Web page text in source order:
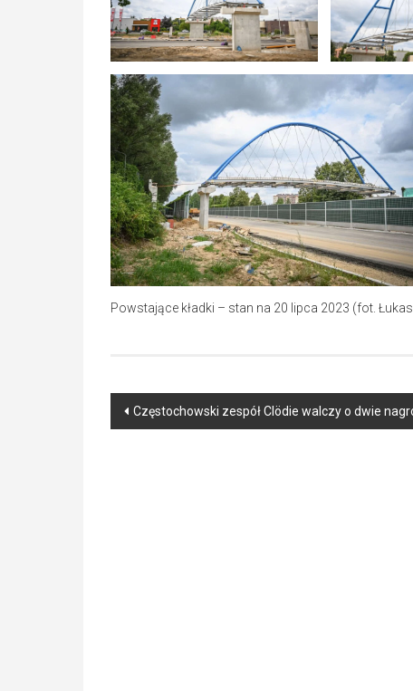
Powstające kładki – stan na 20 lipca 2023 (fot.
Post
Częstochowski zespół Clödie walczy o dwie